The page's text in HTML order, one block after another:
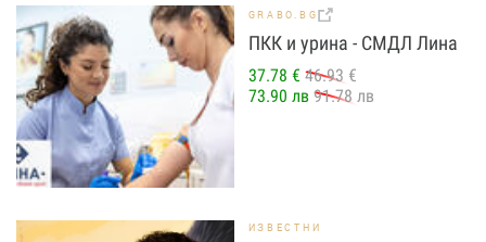
GRABO.BG
ПКК и урина - СМДЛ Лина
37.78 € 46.93 €
73.90 лв 91.78 лв
ИЗВЕСТНИ